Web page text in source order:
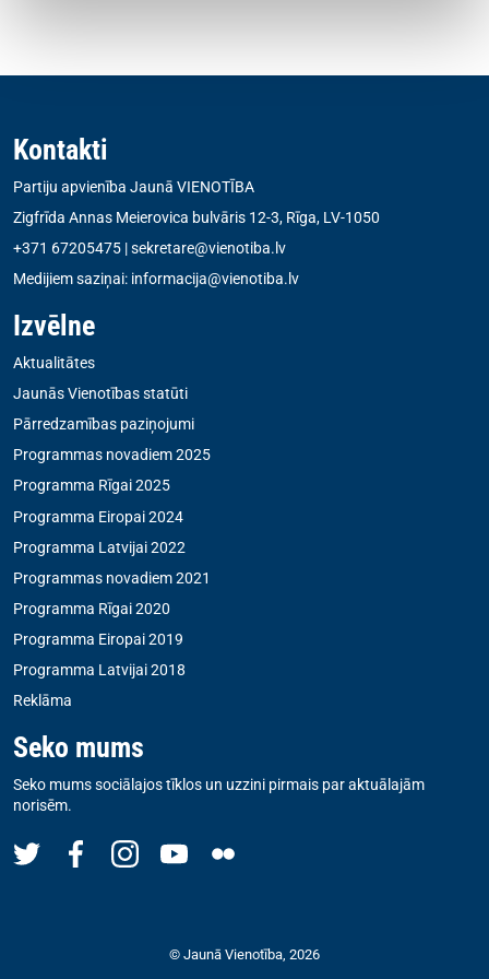
Kontakti
Partiju apvienība Jaunā VIENOTĪBA
Zigfrīda Annas Meierovica bulvāris 12-3, Rīga, LV-1050
+371 67205475 |sekretare@vienotiba.lv
Medijiem saziņai: informacija@vienotiba.lv
Izvēlne
Aktualitātes
Jaunās Vienotības statūti
Pārredzamības paziņojumi
Programmas novadiem 2025
Programma Rīgai 2025
Programma Eiropai 2024
Programma Latvijai 2022
Programmas novadiem 2021
Programma Rīgai 2020
Programma Eiropai 2019
Programma Latvijai 2018
Reklāma
Seko mums
Seko mums sociālajos tīklos un uzzini pirmais par aktuālajām
norisēm.
© Jaunā Vienotība, 2026